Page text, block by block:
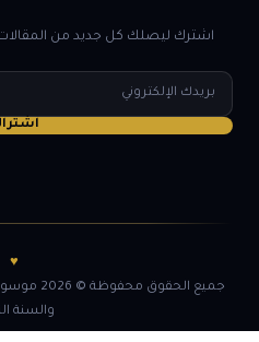
اشترك ليصلك كل جديد من المقالات
البريد
الإلكتروني
♥
جميع
والسنة